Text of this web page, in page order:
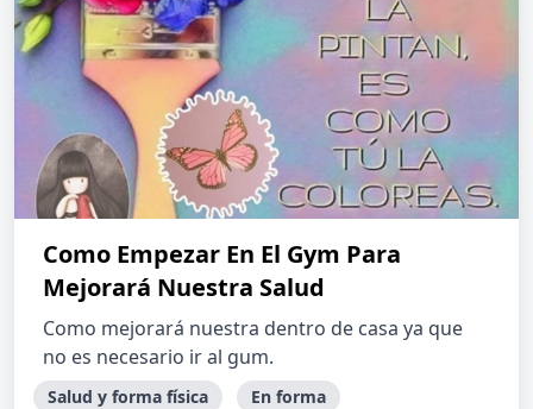
Como Empezar En El Gym Para
Mejorará Nuestra Salud
Como mejorará nuestra dentro de casa ya que
no es necesario ir al gum.
Salud y forma física En forma